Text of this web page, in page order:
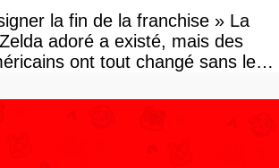
la fin de la franchise » La
adoré a existé, mais des
ont tout changé sans le